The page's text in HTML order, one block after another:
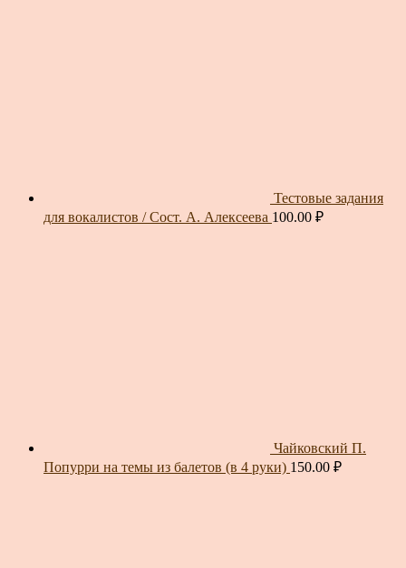
Тестовые задания
для вокалистов / Сост. А. Алексеева 100.00 ₽
Чайковский П.
Попурри на темы из балетов (в 4 руки) 150.00 ₽